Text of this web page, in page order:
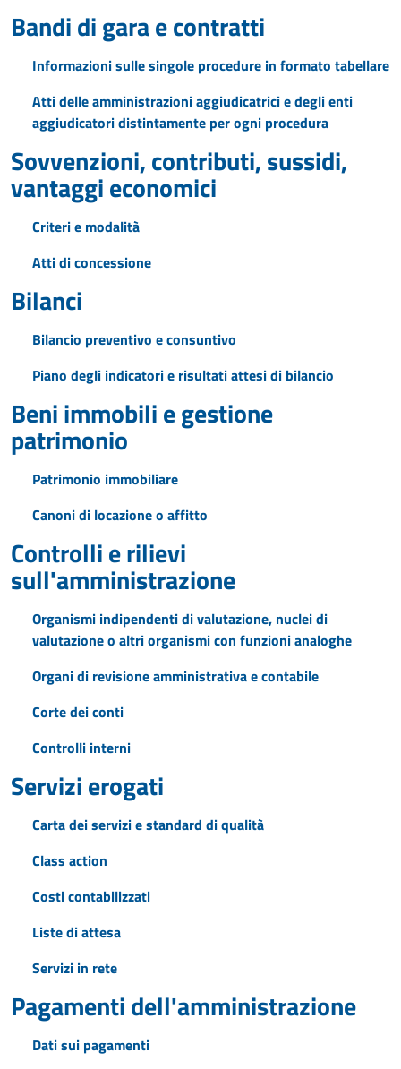
Bandi di gara e contratti
Informazioni sulle singole procedure in formato tabellare
Atti delle amministrazioni aggiudicatrici e degli enti
aggiudicatori distintamente per ogni procedura
Sovvenzioni, contributi, sussidi,
vantaggi economici
Criteri e modalità
Atti di concessione
Bilanci
Bilancio preventivo e consuntivo
Piano degli indicatori e risultati attesi di bilancio
Beni immobili e gestione
patrimonio
Patrimonio immobiliare
Canoni di locazione o affitto
Controlli e rilievi
sull'amministrazione
Organismi indipendenti di valutazione, nuclei di
valutazione o altri organismi con funzioni analoghe
Organi di revisione amministrativa e contabile
Corte dei conti
Controlli interni
Servizi erogati
Carta dei servizi e standard di qualità
Class action
Costi contabilizzati
Liste di attesa
Servizi in rete
Pagamenti dell'amministrazione
Dati sui pagamenti